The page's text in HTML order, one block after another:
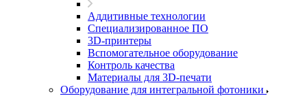
Аддитивные технологии
Специализированное ПО
3D-принтеры
Вспомогательное оборудование
Контроль качества
Материалы для 3D-печати
Оборудование для интегральной фотоники